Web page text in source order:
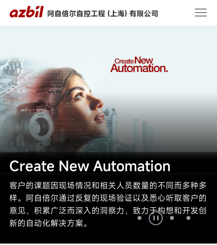
Create New Automation
客户的课题因现场情况和相关人员数量的不同而多种多
样。阿自倍尔通过反复的现场验证以及悉心听取客户的
意见，积累广泛而深入的洞察力，致力于构想和开发创
新的自动化解决方案。